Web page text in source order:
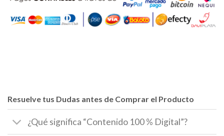
Resuelve tus Dudas antes de Comprar el Producto
¿Qué significa “Contenido 100 % Digital”?